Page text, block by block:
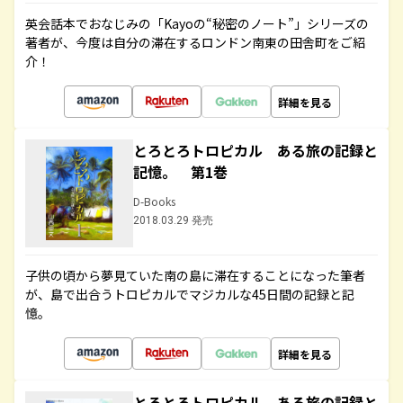
英会話本でおなじみの「Kayoの“秘密のノート”」シリーズの
著者が、今度は自分の滞在するロンドン南東の田舎町をご紹
介！
詳細を見る
とろとろトロピカル ある旅の記録と
記憶。 第1巻
D-Books
2018.03.29 発売
子供の頃から夢見ていた南の島に滞在することになった筆者
が、島で出合うトロピカルでマジカルな45日間の記録と記
憶。
詳細を見る